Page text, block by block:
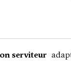
serviteur